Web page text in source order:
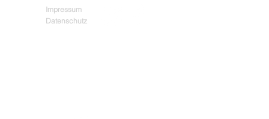
Impressum
Datenschutz